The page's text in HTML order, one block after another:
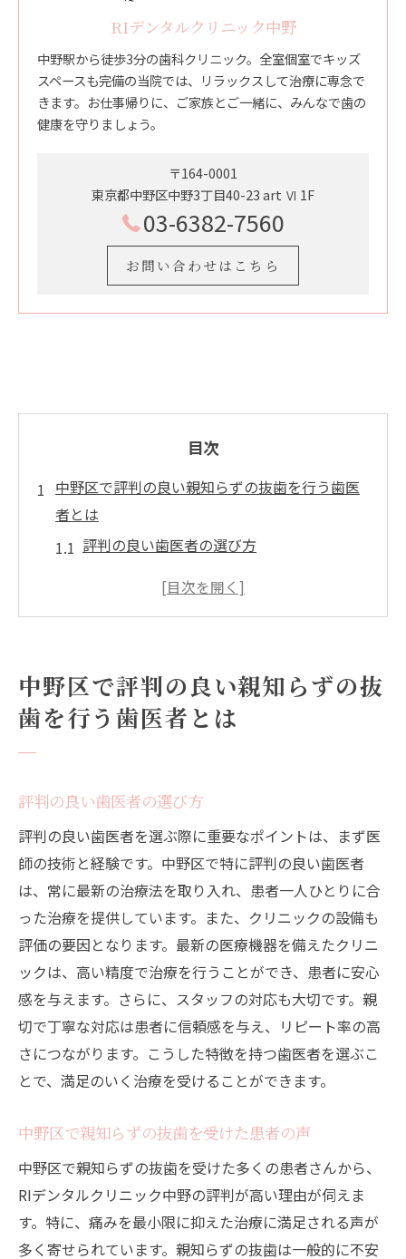
RIデンタルクリニック中野
中野駅から徒歩3分の歯科クリニック。全室個室でキッズ
スペースも完備の当院では、リラックスして治療に専念で
きます。お仕事帰りに、ご家族とご一緒に、みんなで歯の
健康を守りましょう。
〒164-0001
東京都中野区中野3丁目40-23 art Ⅵ 1F
03-6382-7560
お問い合わせはこちら
目次
中野区で評判の良い親知らずの抜歯を行う歯医
者とは
評判の良い歯医者の選び方
中野区で親知らずの抜歯を受けた患者の声
区の歯医者
無痛治療の技術とその利点
最新の治療器具の紹介
患者の不安を和らげる方法
中野区で親知らずの抜歯を受けるならこの歯医
者が安心
安心して治療を受けるためのポイント
信頼できる歯医者の見つけ方
親知らず抜歯の成功事例
医師の経験と実績に注目
患者サポート体制の充実度
口コミ評価の高い歯医者を選ぶ理由
歯を受けるポイント
駅近の歯医者を選ぶメリット
通いやすい歯医者を見つける方法
中野区で評判の良い親知らずの抜
歯を行う歯医者とは
評判の良い歯医者の選び方
評判の良い歯医者を選ぶ際に重要なポイントは、まず医
師の技術と経験です。中野区で特に評判の良い歯医者
は、常に最新の治療法を取り入れ、患者一人ひとりに合
った治療を提供しています。また、クリニックの設備も
評価の要因となります。最新の医療機器を備えたクリニ
ックは、高い精度で治療を行うことができ、患者に安心
感を与えます。さらに、スタッフの対応も大切です。親
切で丁寧な対応は患者に信頼感を与え、リピート率の高
さにつながります。こうした特徴を持つ歯医者を選ぶこ
とで、満足のいく治療を受けることができます。
中野区で親知らずの抜歯を受けた患者の声
中野区で親知らずの抜歯を受けた多くの患者さんから、
RIデンタルクリニック中野の評判が高い理由が伺えま
す。特に、痛みを最小限に抑えた治療に満足される声が
多く寄せられています。親知らずの抜歯は一般的に不安